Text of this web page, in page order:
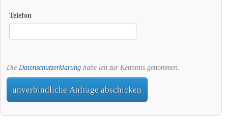
Telefon
Die Datenschutzerklärung habe ich zur Kenntnis genommen.
unverbindliche Anfrage abschicken